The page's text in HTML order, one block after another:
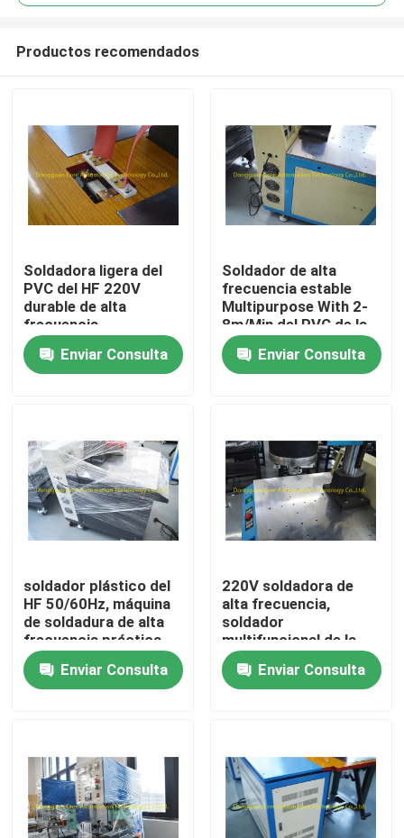
Inicio
Sobre nosotros
Productos
Soldadora plástica del HF
Soldadora plástica ultrasónica
Soldadora plástica del PVC
Empaquetadora de la ampolla
Equipo de soldadura de la radiofrecuencia
Productos recomendados
Soldadora ligera del
PVC del HF 220V
durable de alta
frecuencia
Enviar Consulta
Soldador de alta
frecuencia estable
Multipurpose With 2-
8m/Min del PVC de la
CA
Enviar Consulta
soldador plástico del
HF 50/60Hz, máquina
de soldadura de alta
frecuencia práctica
de la tela
Enviar Consulta
220V soldadora de
alta frecuencia,
soldador
multifuncional de la
tela del PVC
Enviar Consulta